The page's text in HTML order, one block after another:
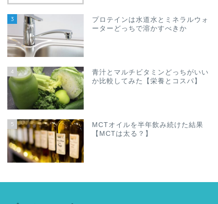
3
プロテインは水道水とミネラルウォ
ーターどっちで溶かすべきか
4
青汁とマルチビタミンどっちがいい
か比較してみた【栄養とコスパ】
5
MCTオイルを半年飲み続けた結果
【MCTは太る？】